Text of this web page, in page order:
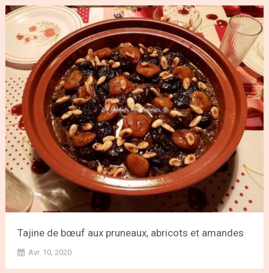
Tajine de bœuf aux pruneaux, abricots et amandes
Avr. 10, 2020